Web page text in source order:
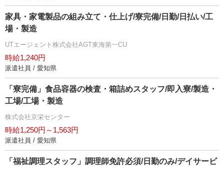
家具・家電製品の組み立て・仕上げ/寮完備/日勤/日払い/工
場・製造
UTエージェント株式会社AGT東海第一CU
時給1,240円
派遣社員 / 愛知県
「寮完備」食品容器の検査・箱詰めスタッフ/即入寮/製造・
工場/工場・製造
株式会社京栄センター
時給1,250円～1,563円
派遣社員 / 愛知県
「福祉調理スタッフ」調理師免許必須/日勤のみ/デイサービ